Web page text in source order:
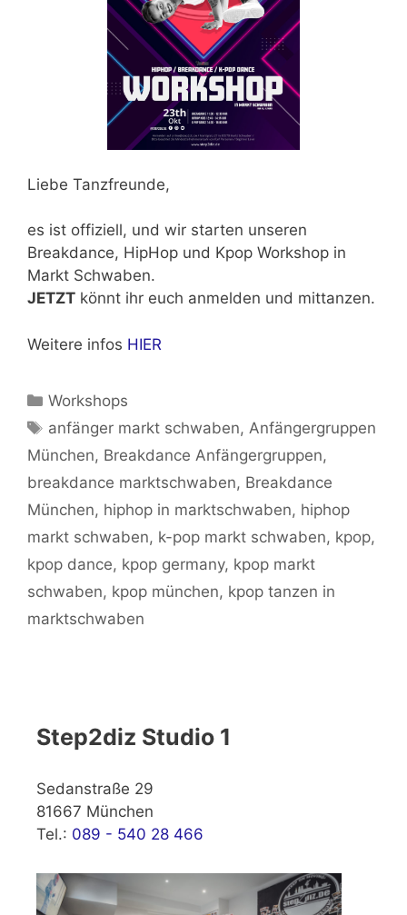
Liebe Tanzfreunde,
es ist offiziell, und wir starten unseren
Breakdance, HipHop und Kpop Workshop in
Markt Schwaben.
JETZT könnt ihr euch anmelden und mittanzen.
Weitere infos HIER
Kategorien
Workshops
Schlagwörter
anfänger markt schwaben, Anfängergruppen
München, Breakdance Anfängergruppen,
breakdance marktschwaben, Breakdance
München, hiphop in marktschwaben, hiphop
markt schwaben, k-pop markt schwaben, kpop,
kpop dance, kpop germany, kpop markt
schwaben, kpop münchen, kpop tanzen in
marktschwaben
Step2diz Studio 1
Sedanstraße 29
81667 München
Tel.: 089 - 540 28 466